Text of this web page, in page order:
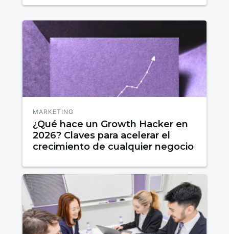
MARKETING
¿Qué hace un Growth Hacker en
2026? Claves para acelerar el
crecimiento de cualquier negocio